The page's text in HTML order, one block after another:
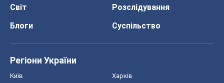
Світ
Розслідування
Блоги
Суспільство
Регіони України
Київ Харків